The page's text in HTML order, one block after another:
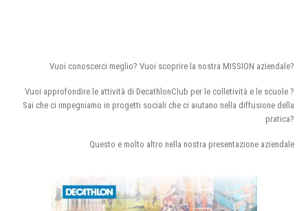
Vuoi conoscerci meglio? Vuoi scoprire la nostra MISSION aziendale?
Vuoi approfondire le attività di DecathlonClub per le colletività e le scuole ?
Sai che ci impegniamo in progetti sociali che ci aiutano nella diffusione della
pratica?
Questo e molto altro nella nostra presentazione aziendale